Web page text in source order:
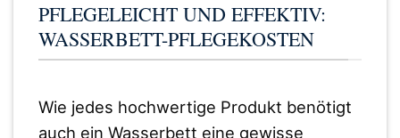
PFLEGELEICHT UND EFFEKTIV:
WASSERBETT-PFLEGEKOSTEN
Wie jedes hochwertige Produkt benötigt
auch ein Wasserbett eine gewisse